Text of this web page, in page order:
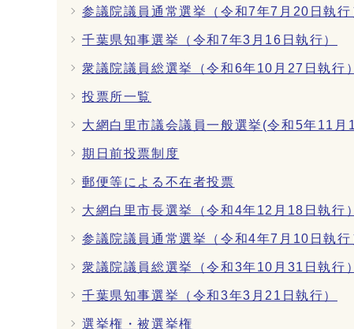
参議院議員通常選挙（令和7年7月20日執行
千葉県知事選挙（令和7年3月16日執行）
衆議院議員総選挙（令和6年10月27日執行）
投票所一覧
大網白里市議会議員一般選挙(令和5年11月
期日前投票制度
郵便等による不在者投票
大網白里市長選挙（令和4年12月18日執行）
参議院議員通常選挙（令和4年7月10日執行
衆議院議員総選挙（令和3年10月31日執行）
千葉県知事選挙（令和3年3月21日執行）
選挙権・被選挙権